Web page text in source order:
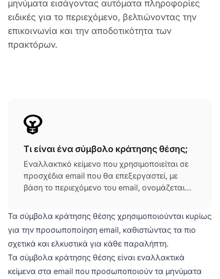
μηνύματα εισάγοντας αυτόματα πληροφορίες
ειδικές για το περιεχόμενο, βελτιώνοντας την
επικοινωνία και την αποδοτικότητα των
πρακτόρων.
Τι είναι ένα σύμβολο κράτησης θέσης;
Εναλλακτικό κείμενο που χρησιμοποιείται σε
προσχέδια email που θα επεξεργαστεί, με
βάση το περιεχόμενο του email, ονομάζεται
εάν ένας υπάλληλος χρησιμοποιεί ένα
προσχέδιο email που έχει ένα σύμβολο
κράτησης θέσης 'hello', το σύμβολο κράτησης
θέσης θα αντικατασταθεί αυτόματα με την
ημερομηνία απάντησης ή το όνομα του
υπαλλήλου.
Τα σύμβολα κράτησης θέσης χρησιμοποιούνται κυρίως
για την προσωποποίηση email, καθιστώντας τα πιο
σχετικά και ελκυστικά για κάθε παραλήπτη.
Τα σύμβολα κράτησης θέσης είναι εναλλακτικά
κείμενα στα email που προσωποποιούν τα μηνύματα